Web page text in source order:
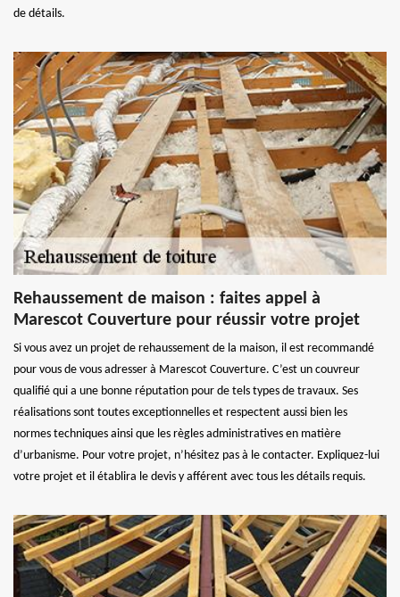
de détails.
Rehaussement de maison : faites appel à
Marescot Couverture pour réussir votre projet
Si vous avez un projet de rehaussement de la maison, il est recommandé
pour vous de vous adresser à Marescot Couverture. C’est un couvreur
qualifié qui a une bonne réputation pour de tels types de travaux. Ses
réalisations sont toutes exceptionnelles et respectent aussi bien les
normes techniques ainsi que les règles administratives en matière
d’urbanisme. Pour votre projet, n’hésitez pas à le contacter. Expliquez-lui
votre projet et il établira le devis y afférent avec tous les détails requis.